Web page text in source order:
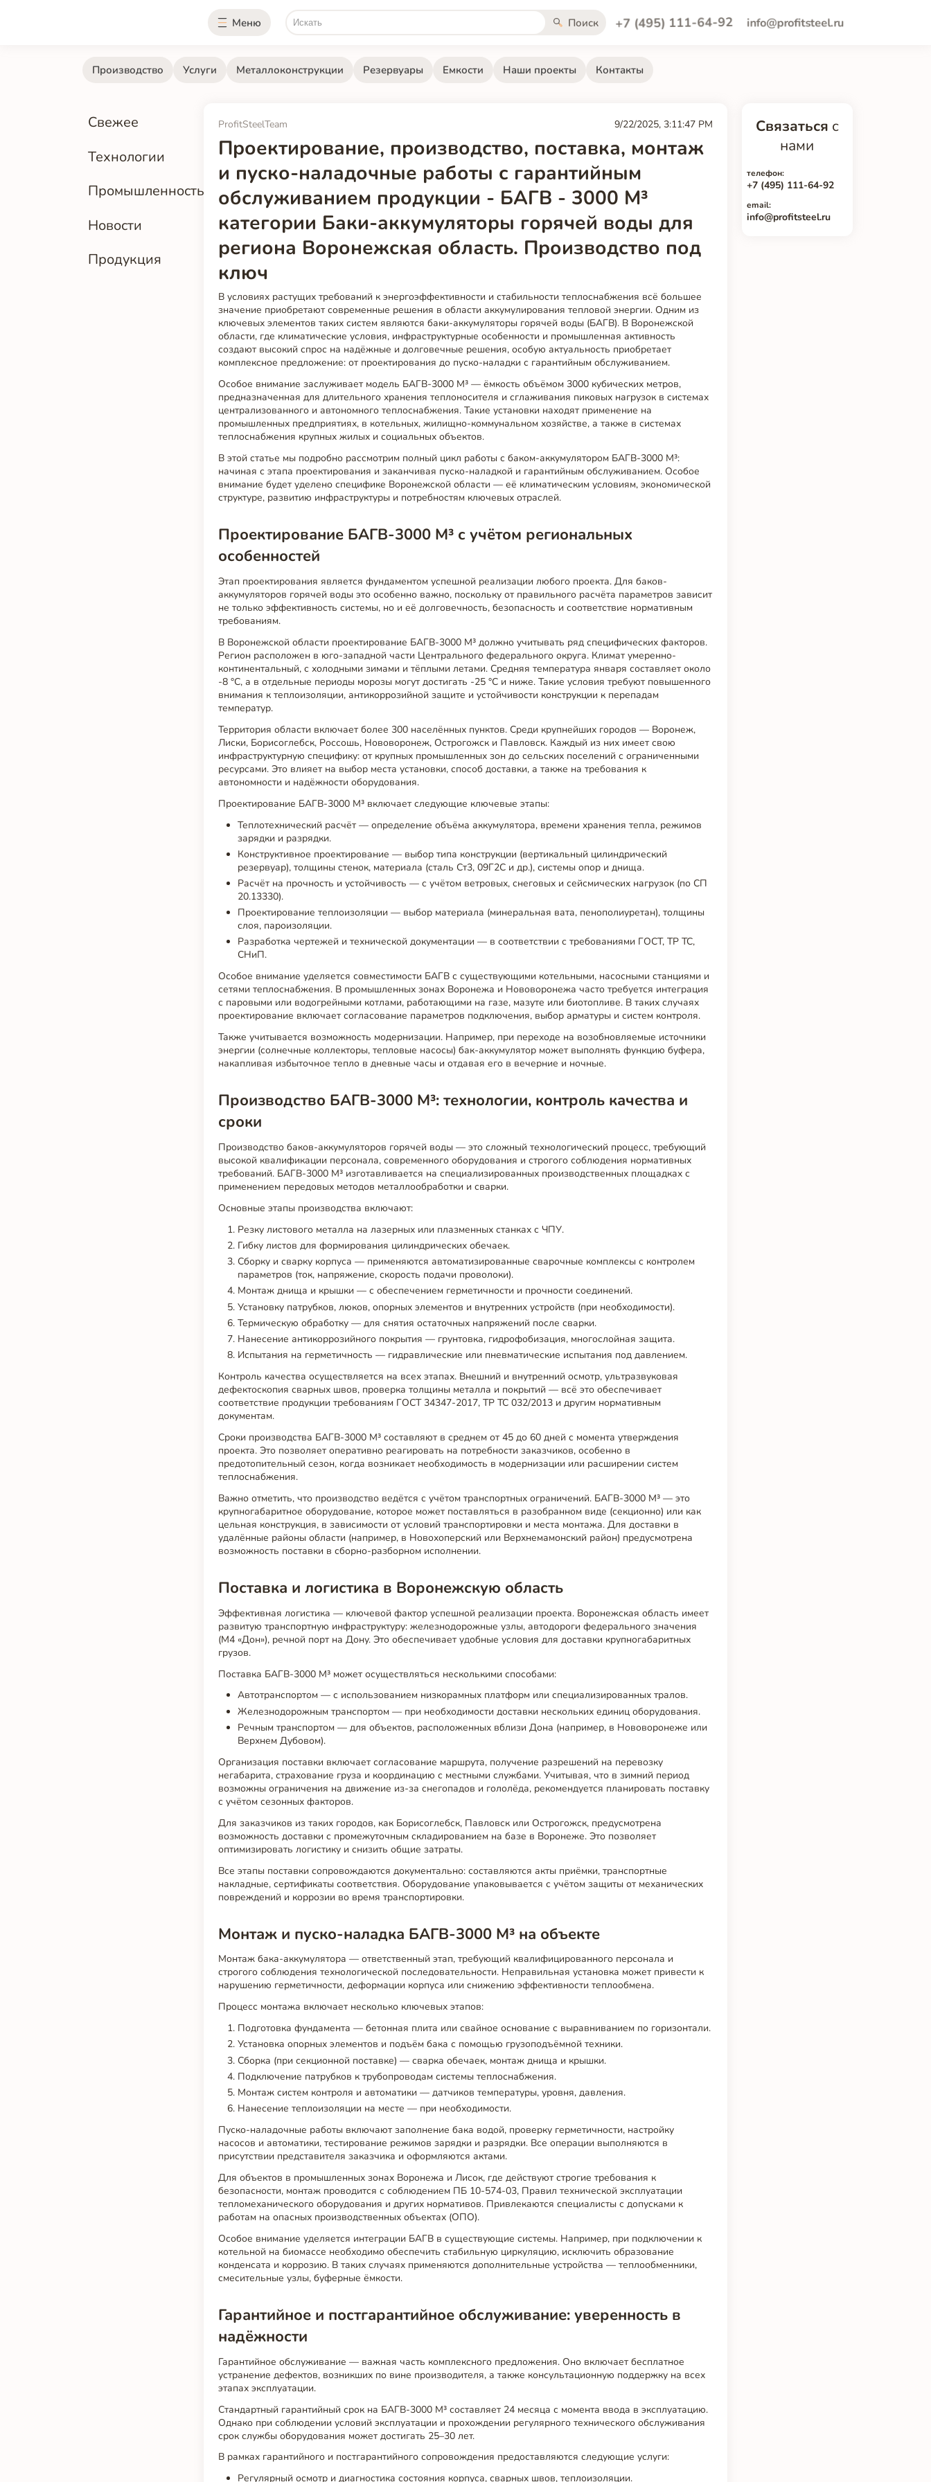
Меню Поиск +7 (495) 111-64-92 info@profitsteel.ru
Производство Услуги Металлоконструкции Резервуары Емкости Наши проекты Контакты
Свежее
Технологии
Промышленность
Новости
Продукция
ProfitSteelTeam 9/22/2025, 3:11:47 PM
Проектирование, производство, поставка, монтаж
и пуско-наладочные работы с гарантийным
обслуживанием продукции - БАГВ - 3000 М³
категории Баки-аккумуляторы горячей воды для
региона Воронежская область. Производство под
ключ
В условиях растущих требований к энергоэффективности и стабильности теплоснабжения всё большее
значение приобретают современные решения в области аккумулирования тепловой энергии. Одним из
ключевых элементов таких систем являются баки-аккумуляторы горячей воды (БАГВ). В Воронежской
области, где климатические условия, инфраструктурные особенности и промышленная активность
создают высокий спрос на надёжные и долговечные решения, особую актуальность приобретает
комплексное предложение: от проектирования до пуско-наладки с гарантийным обслуживанием.
Особое внимание заслуживает модель БАГВ-3000 М³ — ёмкость объёмом 3000 кубических метров,
предназначенная для длительного хранения теплоносителя и сглаживания пиковых нагрузок в системах
централизованного и автономного теплоснабжения. Такие установки находят применение на
промышленных предприятиях, в котельных, жилищно-коммунальном хозяйстве, а также в системах
теплоснабжения крупных жилых и социальных объектов.
В этой статье мы подробно рассмотрим полный цикл работы с баком-аккумулятором БАГВ-3000 М³:
начиная с этапа проектирования и заканчивая пуско-наладкой и гарантийным обслуживанием. Особое
внимание будет уделено специфике Воронежской области — её климатическим условиям, экономической
структуре, развитию инфраструктуры и потребностям ключевых отраслей.
Проектирование БАГВ-3000 М³ с учётом региональных
особенностей
Этап проектирования является фундаментом успешной реализации любого проекта. Для баков-
аккумуляторов горячей воды это особенно важно, поскольку от правильного расчёта параметров зависит
не только эффективность системы, но и её долговечность, безопасность и соответствие нормативным
требованиям.
В Воронежской области проектирование БАГВ-3000 М³ должно учитывать ряд специфических факторов.
Регион расположен в юго-западной части Центрального федерального округа. Климат умеренно-
континентальный, с холодными зимами и тёплыми летами. Средняя температура января составляет около
-8 °C, а в отдельные периоды морозы могут достигать -25 °C и ниже. Такие условия требуют повышенного
внимания к теплоизоляции, антикоррозийной защите и устойчивости конструкции к перепадам
температур.
Территория области включает более 300 населённых пунктов. Среди крупнейших городов — Воронеж,
Лиски, Борисоглебск, Россошь, Нововоронеж, Острогожск и Павловск. Каждый из них имеет свою
инфраструктурную специфику: от крупных промышленных зон до сельских поселений с ограниченными
ресурсами. Это влияет на выбор места установки, способ доставки, а также на требования к
автономности и надёжности оборудования.
Проектирование БАГВ-3000 М³ включает следующие ключевые этапы:
Теплотехнический расчёт — определение объёма аккумулятора, времени хранения тепла, режимов
зарядки и разрядки.
Конструктивное проектирование — выбор типа конструкции (вертикальный цилиндрический
резервуар), толщины стенок, материала (сталь Ст3, 09Г2С и др.), системы опор и днища.
Расчёт на прочность и устойчивость — с учётом ветровых, снеговых и сейсмических нагрузок (по СП
20.13330).
Проектирование теплоизоляции — выбор материала (минеральная вата, пенополиуретан), толщины
слоя, пароизоляции.
Разработка чертежей и технической документации — в соответствии с требованиями ГОСТ, ТР ТС,
СНиП.
Особое внимание уделяется совместимости БАГВ с существующими котельными, насосными станциями и
сетями теплоснабжения. В промышленных зонах Воронежа и Нововоронежа часто требуется интеграция
с паровыми или водогрейными котлами, работающими на газе, мазуте или биотопливе. В таких случаях
проектирование включает согласование параметров подключения, выбор арматуры и систем контроля.
Также учитывается возможность модернизации. Например, при переходе на возобновляемые источники
энергии (солнечные коллекторы, тепловые насосы) бак-аккумулятор может выполнять функцию буфера,
накапливая избыточное тепло в дневные часы и отдавая его в вечерние и ночные.
Производство БАГВ-3000 М³: технологии, контроль качества и
сроки
Производство баков-аккумуляторов горячей воды — это сложный технологический процесс, требующий
высокой квалификации персонала, современного оборудования и строгого соблюдения нормативных
требований. БАГВ-3000 М³ изготавливается на специализированных производственных площадках с
применением передовых методов металлообработки и сварки.
Основные этапы производства включают:
Резку листового металла на лазерных или плазменных станках с ЧПУ.
Гибку листов для формирования цилиндрических обечаек.
Сборку и сварку корпуса — применяются автоматизированные сварочные комплексы с контролем
параметров (ток, напряжение, скорость подачи проволоки).
Монтаж днища и крышки — с обеспечением герметичности и прочности соединений.
Установку патрубков, люков, опорных элементов и внутренних устройств (при необходимости).
Термическую обработку — для снятия остаточных напряжений после сварки.
Нанесение антикоррозийного покрытия — грунтовка, гидрофобизация, многослойная защита.
Испытания на герметичность — гидравлические или пневматические испытания под давлением.
Контроль качества осуществляется на всех этапах. Внешний и внутренний осмотр, ультразвуковая
дефектоскопия сварных швов, проверка толщины металла и покрытий — всё это обеспечивает
соответствие продукции требованиям ГОСТ 34347-2017, ТР ТС 032/2013 и другим нормативным
документам.
Сроки производства БАГВ-3000 М³ составляют в среднем от 45 до 60 дней с момента утверждения
проекта. Это позволяет оперативно реагировать на потребности заказчиков, особенно в
предотопительный сезон, когда возникает необходимость в модернизации или расширении систем
теплоснабжения.
Важно отметить, что производство ведётся с учётом транспортных ограничений. БАГВ-3000 М³ — это
крупногабаритное оборудование, которое может поставляться в разобранном виде (секционно) или как
цельная конструкция, в зависимости от условий транспортировки и места монтажа. Для доставки в
удалённые районы области (например, в Новохоперский или Верхнемамонский район) предусмотрена
возможность поставки в сборно-разборном исполнении.
Поставка и логистика в Воронежскую область
Эффективная логистика — ключевой фактор успешной реализации проекта. Воронежская область имеет
развитую транспортную инфраструктуру: железнодорожные узлы, автодороги федерального значения
(М4 «Дон»), речной порт на Дону. Это обеспечивает удобные условия для доставки крупногабаритных
грузов.
Поставка БАГВ-3000 М³ может осуществляться несколькими способами:
Автотранспортом — с использованием низкорамных платформ или специализированных тралов.
Железнодорожным транспортом — при необходимости доставки нескольких единиц оборудования.
Речным транспортом — для объектов, расположенных вблизи Дона (например, в Нововоронеже или
Верхнем Дубовом).
Организация поставки включает согласование маршрута, получение разрешений на перевозку
негабарита, страхование груза и координацию с местными службами. Учитывая, что в зимний период
возможны ограничения на движение из-за снегопадов и гололёда, рекомендуется планировать поставку
с учётом сезонных факторов.
Для заказчиков из таких городов, как Борисоглебск, Павловск или Острогожск, предусмотрена
возможность доставки с промежуточным складированием на базе в Воронеже. Это позволяет
оптимизировать логистику и снизить общие затраты.
Все этапы поставки сопровождаются документально: составляются акты приёмки, транспортные
накладные, сертификаты соответствия. Оборудование упаковывается с учётом защиты от механических
повреждений и коррозии во время транспортировки.
Монтаж и пуско-наладка БАГВ-3000 М³ на объекте
Монтаж бака-аккумулятора — ответственный этап, требующий квалифицированного персонала и
строгого соблюдения технологической последовательности. Неправильная установка может привести к
нарушению герметичности, деформации корпуса или снижению эффективности теплообмена.
Процесс монтажа включает несколько ключевых этапов:
Подготовка фундамента — бетонная плита или свайное основание с выравниванием по горизонтали.
Установка опорных элементов и подъём бака с помощью грузоподъёмной техники.
Сборка (при секционной поставке) — сварка обечаек, монтаж днища и крышки.
Подключение патрубков к трубопроводам системы теплоснабжения.
Монтаж систем контроля и автоматики — датчиков температуры, уровня, давления.
Нанесение теплоизоляции на месте — при необходимости.
Пуско-наладочные работы включают заполнение бака водой, проверку герметичности, настройку
насосов и автоматики, тестирование режимов зарядки и разрядки. Все операции выполняются в
присутствии представителя заказчика и оформляются актами.
Для объектов в промышленных зонах Воронежа и Лисок, где действуют строгие требования к
безопасности, монтаж проводится с соблюдением ПБ 10-574-03, Правил технической эксплуатации
тепломеханического оборудования и других нормативов. Привлекаются специалисты с допусками к
работам на опасных производственных объектах (ОПО).
Особое внимание уделяется интеграции БАГВ в существующие системы. Например, при подключении к
котельной на биомассе необходимо обеспечить стабильную циркуляцию, исключить образование
конденсата и коррозию. В таких случаях применяются дополнительные устройства — теплообменники,
смесительные узлы, буферные ёмкости.
Гарантийное и постгарантийное обслуживание: уверенность в
надёжности
Гарантийное обслуживание — важная часть комплексного предложения. Оно включает бесплатное
устранение дефектов, возникших по вине производителя, а также консультационную поддержку на всех
этапах эксплуатации.
Стандартный гарантийный срок на БАГВ-3000 М³ составляет 24 месяца с момента ввода в эксплуатацию.
Однако при соблюдении условий эксплуатации и прохождении регулярного технического обслуживания
срок службы оборудования может достигать 25–30 лет.
В рамках гарантийного и постгарантийного сопровождения предоставляются следующие услуги:
Регулярный осмотр и диагностика состояния корпуса, сварных швов, теплоизоляции.
Связаться с
нами
телефон:
+7 (495) 111-64-92
email:
info@profitsteel.ru